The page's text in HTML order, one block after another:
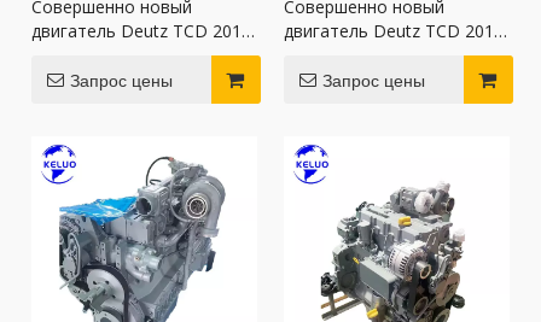
Совершенно новый
двигатель Deutz TCD 2013
L06 для морской пехоты
Запрос цены
Совершенно новый
двигатель Deutz TCD 2012
Запрос цены